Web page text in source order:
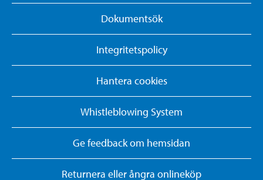
Dokumentsök
Integritetspolicy
Hantera cookies
Whistleblowing System
Ge feedback om hemsidan
Returnera eller ångra onlineköp